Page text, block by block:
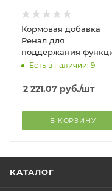
Кормовая добавка
Ренал для
поддержания
почек у кошек,
Есть в наличии: 9
2 221.07 руб./шт
В КОРЗИНУ
КАТАЛОГ